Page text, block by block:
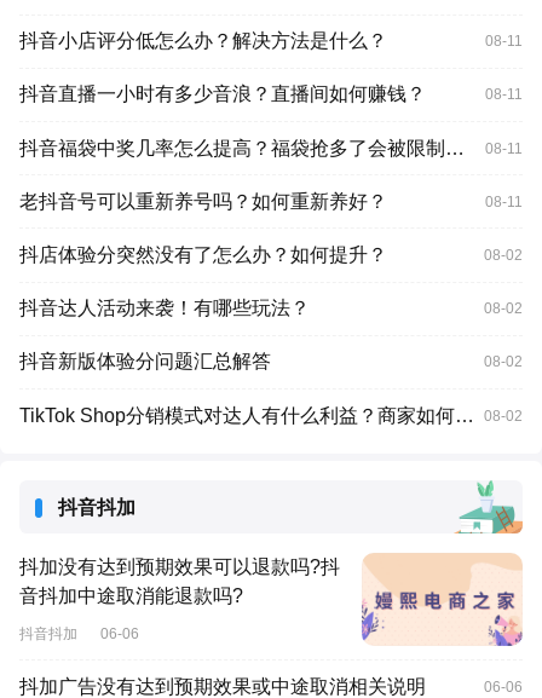
抖音小店评分低怎么办？解决方法是什么？ 08-11
抖音直播一小时有多少音浪？直播间如何赚钱？ 08-11
抖音福袋中奖几率怎么提高？福袋抢多了会被限制吗？ 08-11
老抖音号可以重新养号吗？如何重新养好？ 08-11
抖店体验分突然没有了怎么办？如何提升？ 08-02
抖音达人活动来袭！有哪些玩法？ 08-02
抖音新版体验分问题汇总解答 08-02
TikTok Shop分销模式对达人有什么利益？商家如何合作？ 08-02
抖音抖加
抖加没有达到预期效果可以退款吗?抖
音抖加中途取消能退款吗?
抖音抖加 06-06
抖加广告没有达到预期效果或中途取消相关说明 06-06